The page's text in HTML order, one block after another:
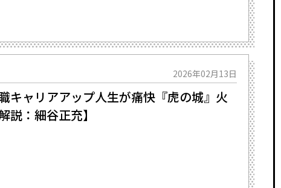
2026年02月13日
キャリアアップ人生が痛快――『虎の城』火
説：細谷正充】